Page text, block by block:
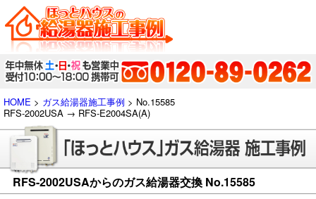
HOME > ガス給湯器施工事例 > No.15585
RFS-2002USA → RFS-E2004SA(A)
RFS-2002USAからのガス給湯器交換 No.15585